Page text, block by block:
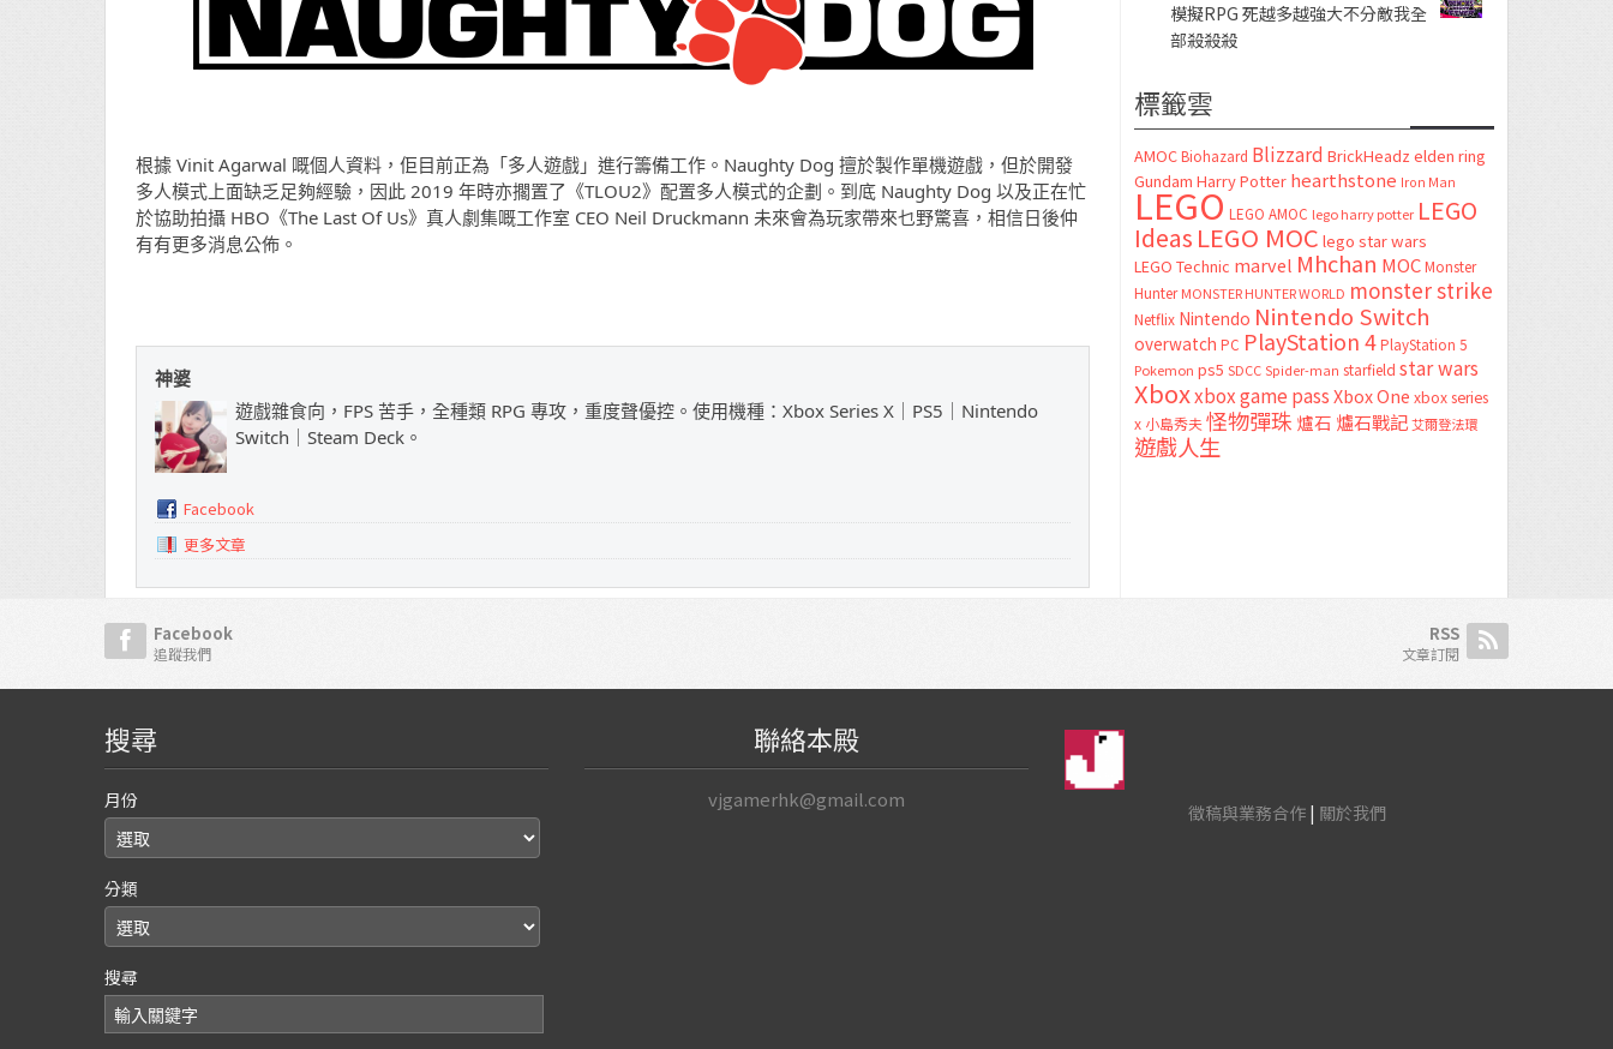
根據 Vinit Agarwal 嘅個人資料，佢目前正為「多人遊戲」進行籌備工作。Naughty Dog 擅於製作單機遊戲，但於開發
多人模式上面缺乏足夠經驗，因此 2019 年時亦擱置了《TLOU2》配置多人模式的企劃。到底 Naughty Dog 以及正在忙
於協助拍攝 HBO《The Last Of Us》真人劇集嘅工作室 CEO Neil Druckmann 未來會為玩家帶來乜野驚喜，相信日後仲
有有更多消息公佈。
神婆
遊戲雜食向，FPS 苦手，全種類 RPG 專攻，重度聲優控。使用機種：Xbox Series X｜PS5｜Nintendo
Switch｜Steam Deck。
Facebook
更多文章
模擬RPG 死越多越強大不分敵我全
部殺殺殺
標籤雲
AMOC Biohazard Blizzard BrickHeadz elden ring
Gundam Harry Potter hearthstone Iron Man
LEGO LEGO AMOC lego harry potter LEGO
Ideas LEGO MOC lego star wars
LEGO Technic marvel Mhchan MOC Monster
Hunter MONSTER HUNTER WORLD monster strike
Netflix Nintendo Nintendo Switch
overwatch PC PlayStation 4 PlayStation 5
Pokemon ps5 SDCC Spider-man starfield star wars
Xboxxbox game passXbox One xbox series
x 小島秀夫怪物彈珠 爐石 爐石戰記艾爾登法環
遊戲人生
Facebook
追蹤我們
RSS
文章訂閱
搜尋
月份
分類
搜尋
聯絡本殿
vjgamerhk@gmail.com
徵稿與業務合作| 關於我們